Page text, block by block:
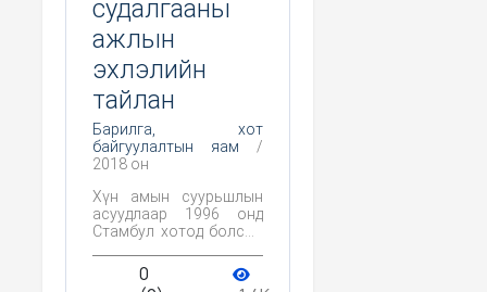
судалгааны
ажлын
эхлэлийн
тайлан
Барилга, хот
байгуулалтын яам /
2018 он
Хүн амын суурьшлын
асуудлаар 1996 онд
Стамбул хотод болсон
нутаг дэвсгэрийн
тогтвортой хөгжлийг
0